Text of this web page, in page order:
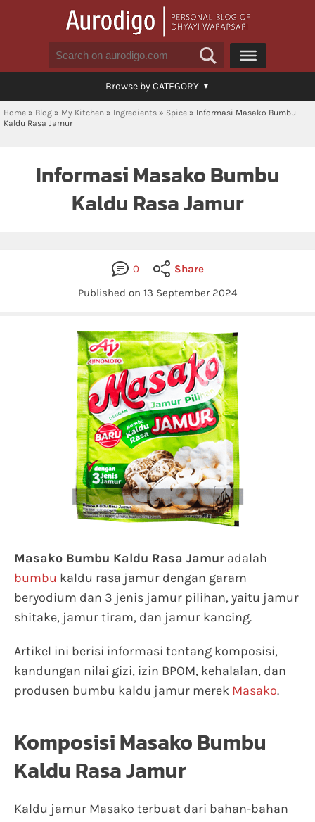
Browse by CATEGORY
Home » Blog » My Kitchen » Ingredients » Spice » Informasi Masako Bumbu
Kaldu Rasa Jamur
Informasi Masako Bumbu
Kaldu Rasa Jamur
0
Share
Published on 13 September 2024
Masako Bumbu Kaldu Rasa Jamur adalah
bumbu kaldu rasa jamur dengan garam
beryodium dan 3 jenis jamur pilihan, yaitu jamur
shitake, jamur tiram, dan jamur kancing.
Artikel ini berisi informasi tentang komposisi,
kandungan nilai gizi, izin BPOM, kehalalan, dan
produsen bumbu kaldu jamur merek Masako.
Komposisi Masako Bumbu
Kaldu Rasa Jamur
Kaldu jamur Masako terbuat dari bahan-bahan